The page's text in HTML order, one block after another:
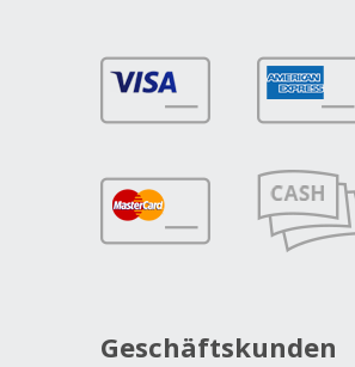
Geschäftskunden